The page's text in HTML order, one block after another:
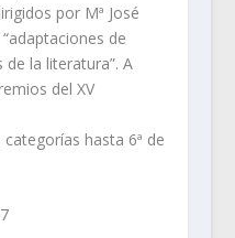
por Mª José
de
la literatura”. A
del XV
hasta 6ª de